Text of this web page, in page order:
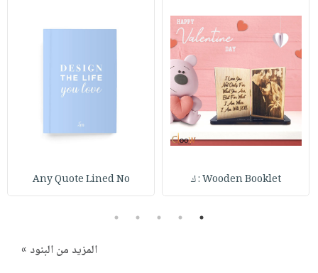
Wooden Booklet : ك Any Quote Lined No
1
2
3
4
5
المزيد من البنود »